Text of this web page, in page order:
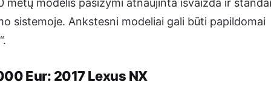
modelis pasižymi atnaujinta išvaizda ir
sistemoje. Ankstesni modeliai gali būti papildomai
Eur: 2017 Lexus NX